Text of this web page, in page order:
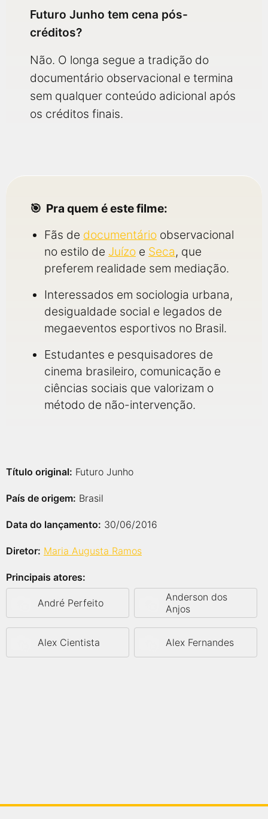
Futuro Junho tem cena pós-
créditos?
Não. O longa segue a tradição do
documentário observacional e termina
sem qualquer conteúdo adicional após
os créditos finais.
Pra quem é este filme:
Fãs de documentário observacional
no estilo de Juízo e Seca, que
preferem realidade sem mediação.
Interessados em sociologia urbana,
desigualdade social e legados de
megaeventos esportivos no Brasil.
Estudantes e pesquisadores de
cinema brasileiro, comunicação e
ciências sociais que valorizam o
método de não-intervenção.
Título original: Futuro Junho
País de origem: Brasil
Data do lançamento: 30/06/2016
Diretor: Maria Augusta Ramos
Principais atores:
André Perfeito
Anderson dos
Anjos
Alex Cientista Alex Fernandes